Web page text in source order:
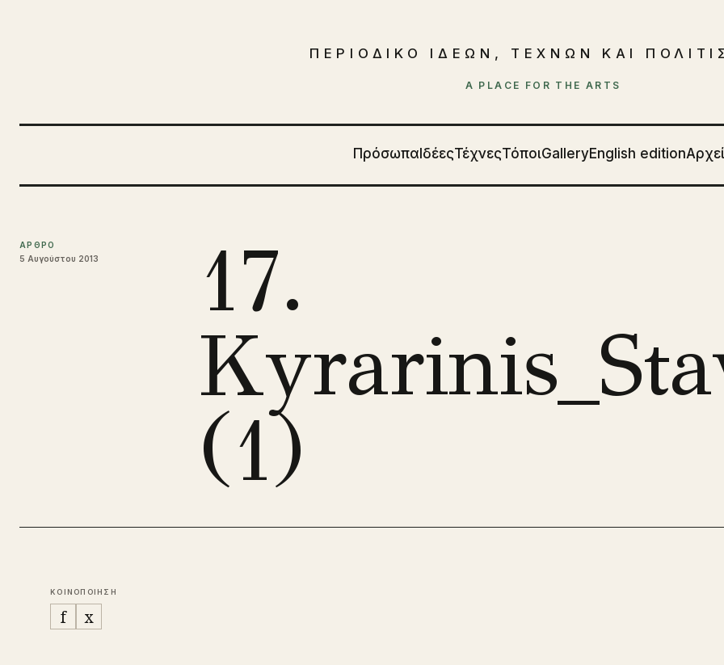
ΠΕΡΙΟΔΙΚΟ ΙΔΕΩΝ, ΤΕΧΝΩΝ ΚΑΙ
A PLACE FOR THE ARTS
Πρόσωπα ΙδέεςΤέχνεςΤόποιGalleryEnglish edition
ΑΡΘΡΟ
5 Αυγούστου 2013
17.
(1)
ΚΟΙΝΟΠΟΙΗΣΗ
f x